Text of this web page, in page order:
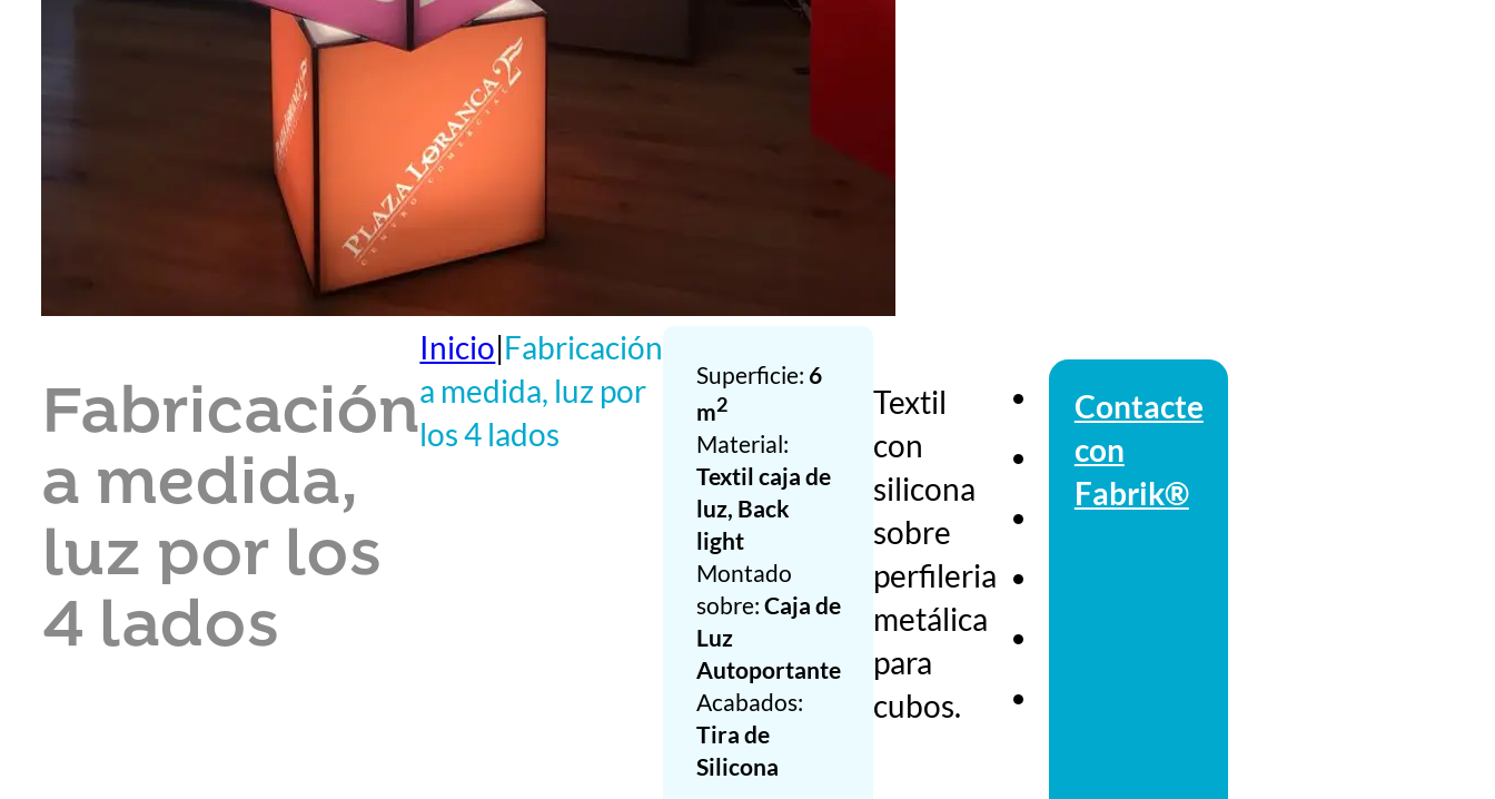
Fabricación
a medida,
luz por los
4 lados
Inicio|Fabricación
a medida, luz por
los 4 lados
Superficie: 6
m2
Material:
Textil caja de
luz, Back
light
Montado
sobre:Caja de
Luz
Autoportante
Acabados:
Tira de
Silicona
Textil
con
silicona
sobre
perfileria
metálica
para
cubos.
Contacte
con
Fabrik®